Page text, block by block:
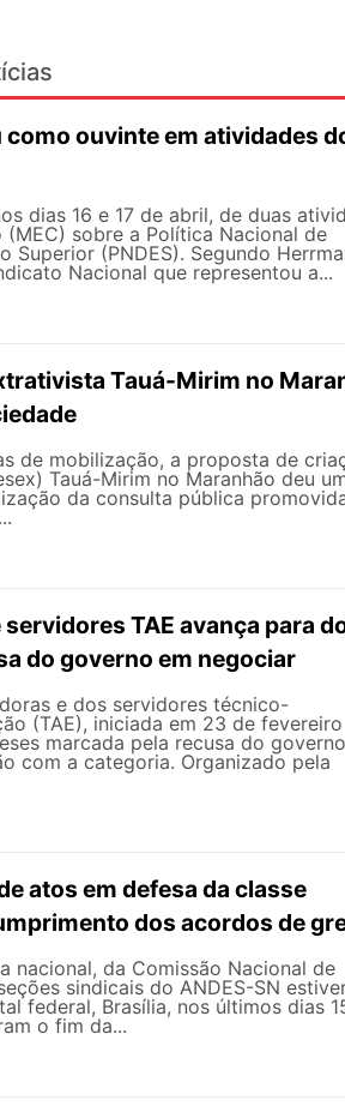
ouvinte em atividades
dias 16 e 17 de abril, de duas
sobre a Política Nacional de
Superior (PNDES). Segundo
Nacional que representou a...
Tauá-Mirim no
de mobilização, a proposta de
Tauá-Mirim no Maranhão deu
da consulta pública
TAE avança para
do governo em negociar
e dos servidores técnico-
(TAE), iniciada em 23 de fevereiro
marcada pela recusa do governo
com a categoria. Organizado pela
atos em defesa da classe
dos acordos de
nacional, da Comissão Nacional de
sindicais do ANDES-SN
federal, Brasília, nos últimos dias
o fim da...